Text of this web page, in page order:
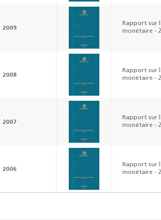
2009
Rapport sur
monétaire -
2008
Rapport sur
monétaire -
2007
Rapport sur
monétaire -
2006
Rapport sur
monétaire -